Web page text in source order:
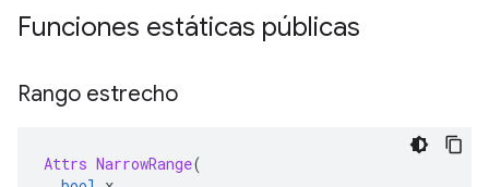
Funciones estáticas públicas
Rango estrecho
Attrs NarrowRange(